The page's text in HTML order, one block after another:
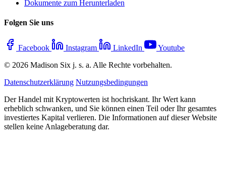
Dokumente zum Herunterladen
Folgen Sie uns
Facebook Instagram LinkedIn
Youtube
© 2026 Madison Six j. s. a. Alle Rechte vorbehalten.
Datenschutzerklärung Nutzungsbedingungen
Der Handel mit Kryptowerten ist hochriskant. Ihr Wert kann
erheblich schwanken, und Sie können einen Teil oder Ihr gesamtes
investiertes Kapital verlieren. Die Informationen auf dieser Website
stellen keine Anlageberatung dar.